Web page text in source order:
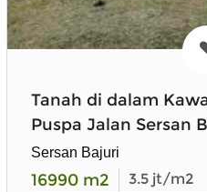
Tanah di dalam
Puspa Jalan Sersan
Sersan Bajuri
16990 m2 3.5 jt/m2